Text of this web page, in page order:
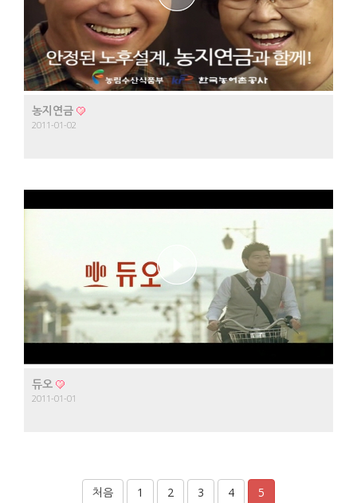
농지연금
2011-01-02
듀오
2011-01-01
처음 1 2 3 4 5